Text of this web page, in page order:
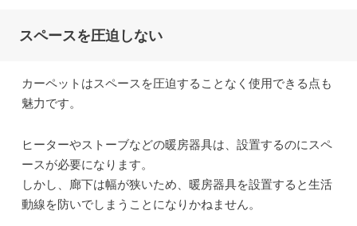
スペースを圧迫しない
カーペットはスペースを圧迫することなく使用できる点も
魅力です。
ヒーターやストーブなどの暖房器具は、設置するのにスペ
ースが必要になります。
しかし、廊下は幅が狭いため、暖房器具を設置すると生活
動線を防いでしまうことになりかねません。